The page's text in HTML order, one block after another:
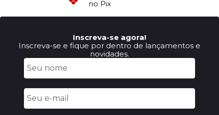
no Pix
Inscreva-se agora!
Inscreva-se e fique por dentro de lançamentos e
novidades.